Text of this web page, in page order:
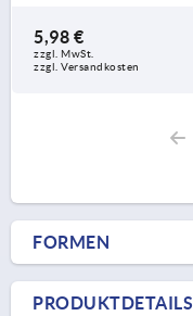
5,98 €
zzgl. MwSt.
zzgl. Versandkosten
FORMEN
PRODUKTDETAILS